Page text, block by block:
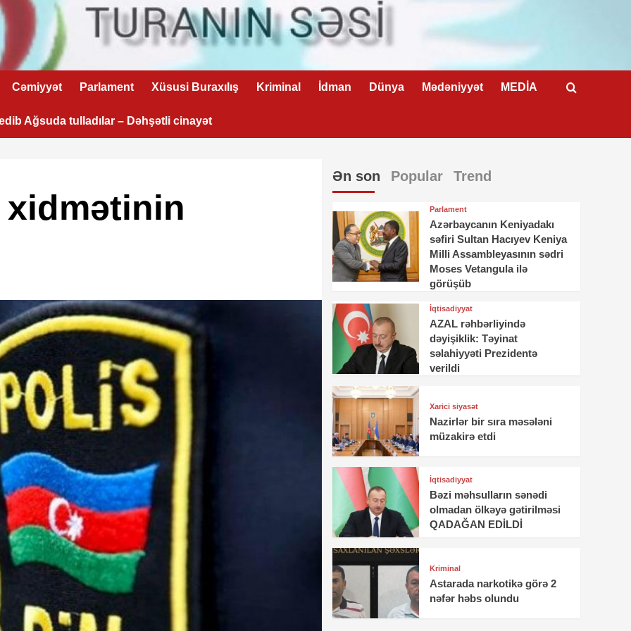
Cəmiyyət Parlament Xüsusi Buraxılış Kriminal İdman Dünya Mədəniyyət MEDİA
Ağsuda tulladılar – Dəhşətli cinayət
xidmətinin
Ən son Popular Trend
Parlament
Azərbaycanın Keniyadakı
səfiri Sultan Hacıyev Keniya
Milli Assambleyasının sədri
Moses Vetangula ilə
görüşüb
İqtisadiyyat
AZAL rəhbərliyində
dəyişiklik: Təyinat
səlahiyyəti Prezidentə
verildi
Xarici siyasət
Nazirlər bir sıra məsələni
müzakirə etdi
İqtisadiyyat
Bəzi məhsulların sənədi
olmadan ölkəyə gətirilməsi
QADAĞAN EDİLDİ
Kriminal
Astarada narkotikə görə 2
nəfər həbs olundu